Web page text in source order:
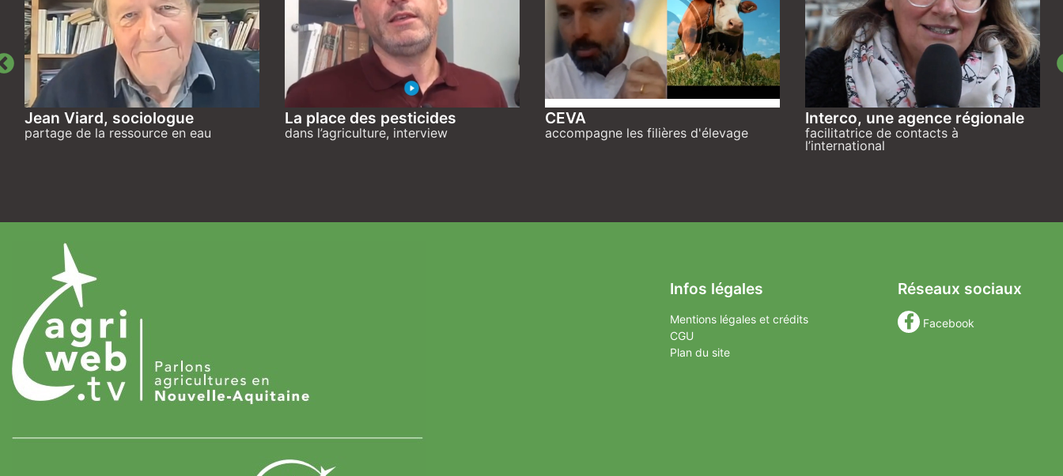
Jean Viard, sociologue
partage de la ressource en eau
La place des pesticides
dans l’agriculture, interview
CEVA
accompagne les filières d'élevage
Interco, une agence régionale
facilitatrice de contacts à
l’international
Infos légales
Mentions légales et crédits
CGU
Plan du site
Réseaux sociaux
Facebook